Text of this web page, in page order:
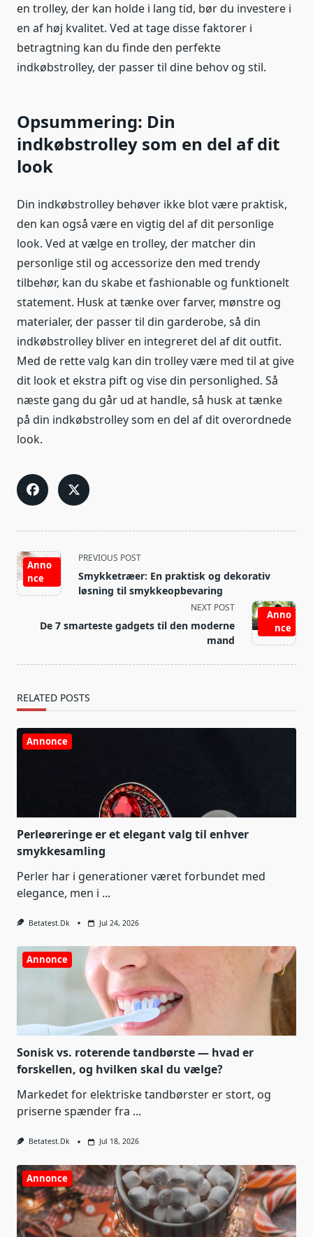
en trolley, der kan holde i lang tid, bør du investere i
en af høj kvalitet. Ved at tage disse faktorer i
betragtning kan du finde den perfekte
indkøbstrolley, der passer til dine behov og stil.
Opsummering: Din
indkøbstrolley som en del af dit
look
Din indkøbstrolley behøver ikke blot være praktisk,
den kan også være en vigtig del af dit personlige
look. Ved at vælge en trolley, der matcher din
personlige stil og accessorize den med trendy
tilbehør, kan du skabe et fashionable og funktionelt
statement. Husk at tænke over farver, mønstre og
materialer, der passer til din garderobe, så din
indkøbstrolley bliver en integreret del af dit outfit.
Med de rette valg kan din trolley være med til at give
dit look et ekstra pift og vise din personlighed. Så
næste gang du går ud at handle, så husk at tænke
på din indkøbstrolley som en del af dit overordnede
look.
<span
class="nav-
subtitle
reader-
Anno
nce
PREVIOUS POST
Smykketræer: En praktisk og dekorativ
løsning til smykkeopbevaring
Anno
nce
NEXT POST
De 7 smarteste gadgets til den moderne
mand
RELATED POSTS
Annonce
Perleøreringe er et elegant valg til enhver
smykkesamling
Perler har i generationer været forbundet med
elegance, men i ...
Betatest.dk Jul 24, 2026
Annonce
Sonisk vs. roterende tandbørste — hvad er
forskellen, og hvilken skal du vælge?
Markedet for elektriske tandbørster er stort, og
priserne spænder fra ...
Betatest.dk Jul 18, 2026
Annonce